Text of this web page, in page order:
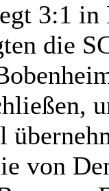
3:1 in
die
von